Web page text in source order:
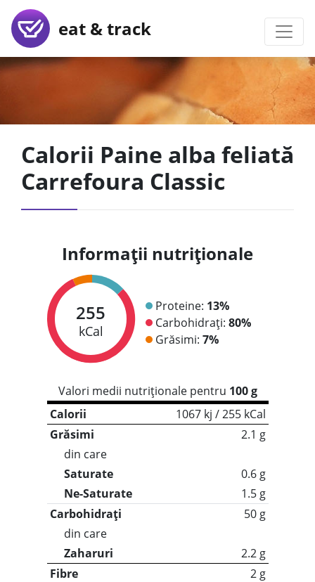
eat & track
Calorii Paine alba feliată
Carrefoura Classic
Informații nutriționale
255
kCal
Proteine: 13%
Carbohidrați: 80%
Grăsimi: 7%
Valori medii nutriționale pentru 100 g
Calorii
1067 kj / 255 kCal
Grăsimi
2.1 g
din care
Saturate
0.6 g
Ne-Saturate
1.5 g
Carbohidrați
50 g
din care
Zaharuri
2.2 g
Fibre
2 g